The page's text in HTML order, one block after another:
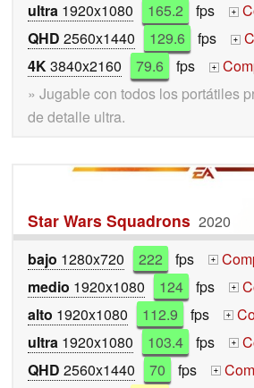
ultra 1920x1080 165.2 fps +
QHD 2560x1440 129.6 fps +
4K3840x2160 79.6 fps +
» Jugable con todos los portátiles
de detalle ultra.
Star Wars Squadrons 2020
bajo 1280x720 222 fps +
medio 1920x1080 124 fps +
alto 1920x1080 112.9 fps +
ultra 1920x1080 103.4 fps +
QHD 2560x1440 70 fps +